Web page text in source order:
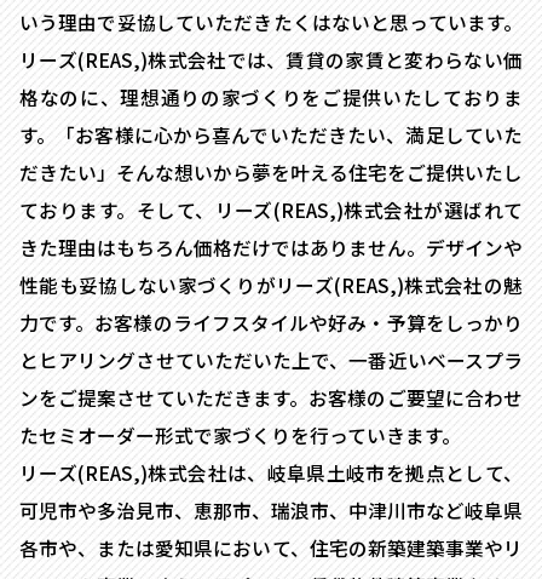
いう理由で妥協していただきたくはないと思っています。
リーズ(REAS,)株式会社では、賃貸の家賃と変わらない価
格なのに、理想通りの家づくりをご提供いたしておりま
す。「お客様に心から喜んでいただきたい、満足していた
だきたい」そんな想いから夢を叶える住宅をご提供いたし
ております。そして、リーズ(REAS,)株式会社が選ばれて
きた理由はもちろん価格だけではありません。デザインや
性能も妥協しない家づくりがリーズ(REAS,)株式会社の魅
力です。お客様のライフスタイルや好み・予算をしっかり
とヒアリングさせていただいた上で、一番近いベースプラ
ンをご提案させていただきます。お客様のご要望に合わせ
たセミオーダー形式で家づくりを行っていきます。
リーズ(REAS,)株式会社は、岐阜県土岐市を拠点として、
可児市や多治見市、恵那市、瑞浪市、中津川市など岐阜県
各市や、または愛知県において、住宅の新築建築事業やリ